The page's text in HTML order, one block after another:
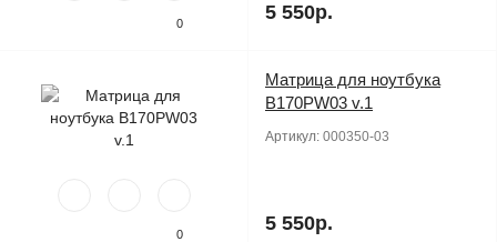
0 5 550р.
0
Матрица для ноутбука
B170PW03 v.1
Артикул: 000350-03
5 550р.